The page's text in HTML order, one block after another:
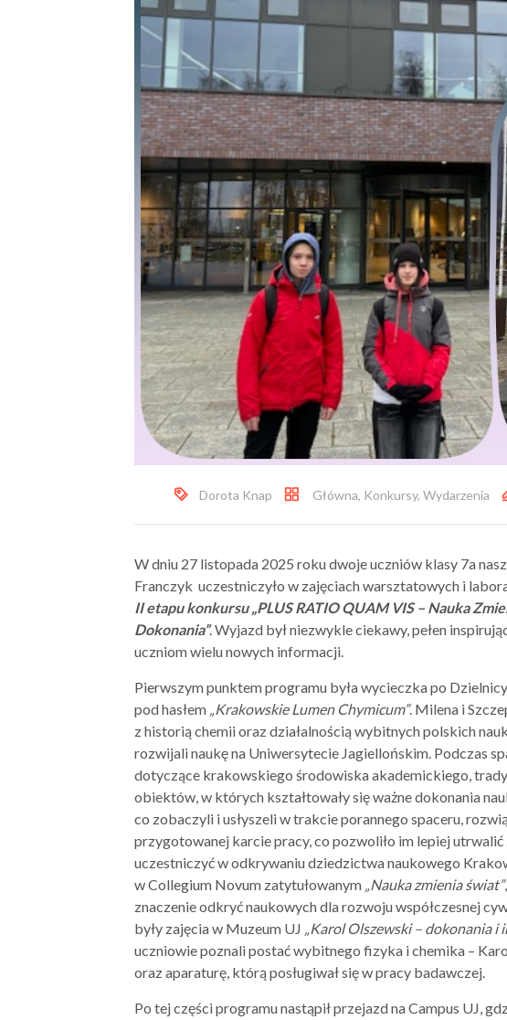
Dorota Knap Główna, Konkursy, Wydarzenia
W dniu 27 listopada 2025 roku dwoje uczniów klasy 7a
Franczyk uczestniczyło w zajęciach warsztatowych i
II etapu konkursu „PLUS RATIO QUAM VIS – Nauka
Dokonania”. Wyjazd był niezwykle ciekawy, pełen
uczniom wielu nowych informacji.
Pierwszym punktem programu była wycieczka po
pod hasłem „Krakowskie Lumen Chymicum”. Milena i
z historią chemii oraz działalnością wybitnych polskich
rozwijali naukę na Uniwersytecie Jagiellońskim. Podczas
dotyczące krakowskiego środowiska akademickiego,
obiektów, w których kształtowały się ważne dokonania
co zobaczyli i usłyszeli w trakcie porannego spaceru,
przygotowanej karcie pracy, co pozwoliło im lepiej
uczestniczyć w odkrywaniu dziedzictwa naukowego
w Collegium Novum zatytułowanym „Nauka zmienia świat”
znaczenie odkryć naukowych dla rozwoju współczesnej
były zajęcia w Muzeum UJ „Karol Olszewski – dokonania i
uczniowie poznali postać wybitnego fizyka i chemika –
oraz aparaturę, którą posługiwał się w pracy badawczej.
Po tej części programu nastąpił przejazd na Campus UJ,